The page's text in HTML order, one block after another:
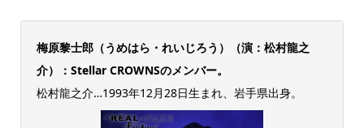
梅原黎士郎（うめはら・れいじろう）（演：松村龍之
介）：Stellar CROWNSのメンバー。
松村龍之介…1993年12月28日生まれ、岩手県出身。